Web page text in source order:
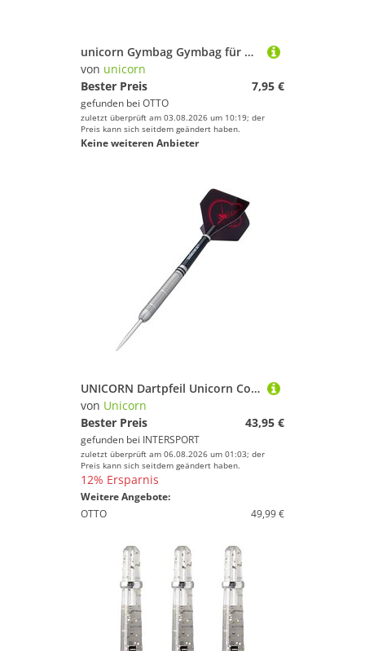
unicorn Gymbag Gymbag für Mädchen für Alltag und Aktivitäten 35 × 40 cm
von unicorn
Bester Preis
7,95 €
gefunden bei OTTO
zuletzt überprüft am 03.08.2026 um 10:19; der
Preis kann sich seitdem geändert haben.
Keine weiteren Anbieter
UNICORN Dartpfeil Unicorn Core Tungsten Style 2 Steel Darts
von Unicorn
Bester Preis
43,95 €
gefunden bei INTERSPORT
zuletzt überprüft am 06.08.2026 um 01:03; der
Preis kann sich seitdem geändert haben.
12% Ersparnis
Weitere Angebote:
OTTO
49,99 €